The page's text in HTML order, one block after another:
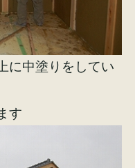
に中塗りをしてい
す